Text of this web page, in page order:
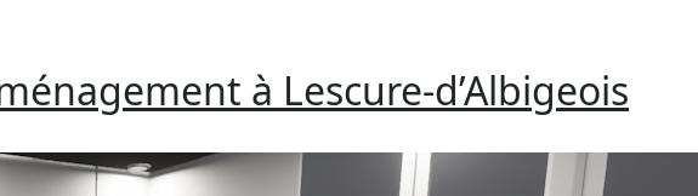
à Lescure-d’Albigeois